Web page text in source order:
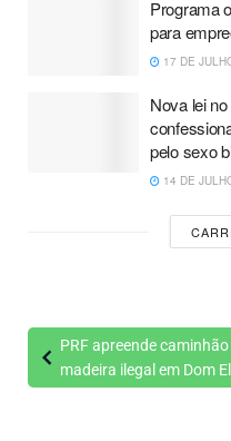
Programa
para
17 DE
Nova lei
pelo sexo
14 DE
PRF apreende
madeira ilegal em Dom